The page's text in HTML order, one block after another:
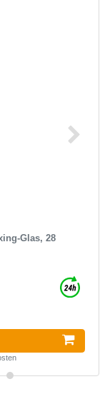
Glas, 28